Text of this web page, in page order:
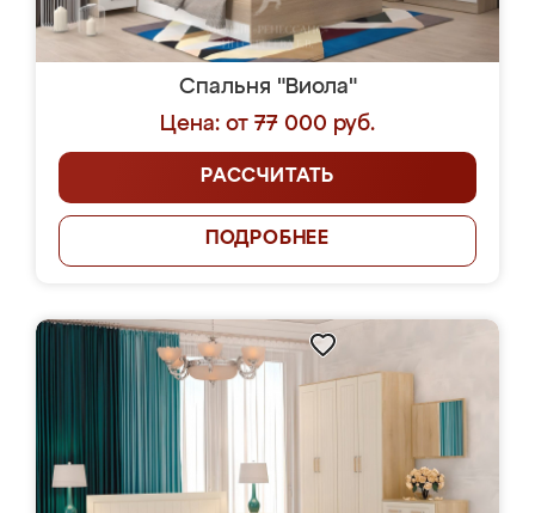
Спальня "Виола"
Цена: от 77 000 руб.
РАССЧИТАТЬ
ПОДРОБНЕЕ